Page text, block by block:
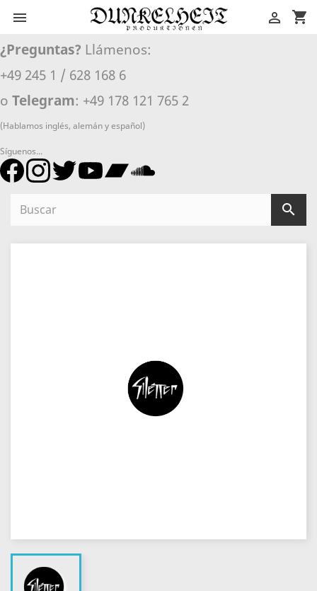
 shopping_cart

¿Preguntas? Llámenos:
+49 245 1 / 628 168 6
o Telegram: +49 178 121 765 2
(Hablamos inglés, alemán y español)
Síguenos...
